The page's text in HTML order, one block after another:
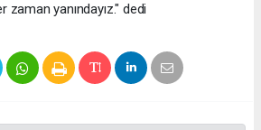
zaman yanındayız." dedi